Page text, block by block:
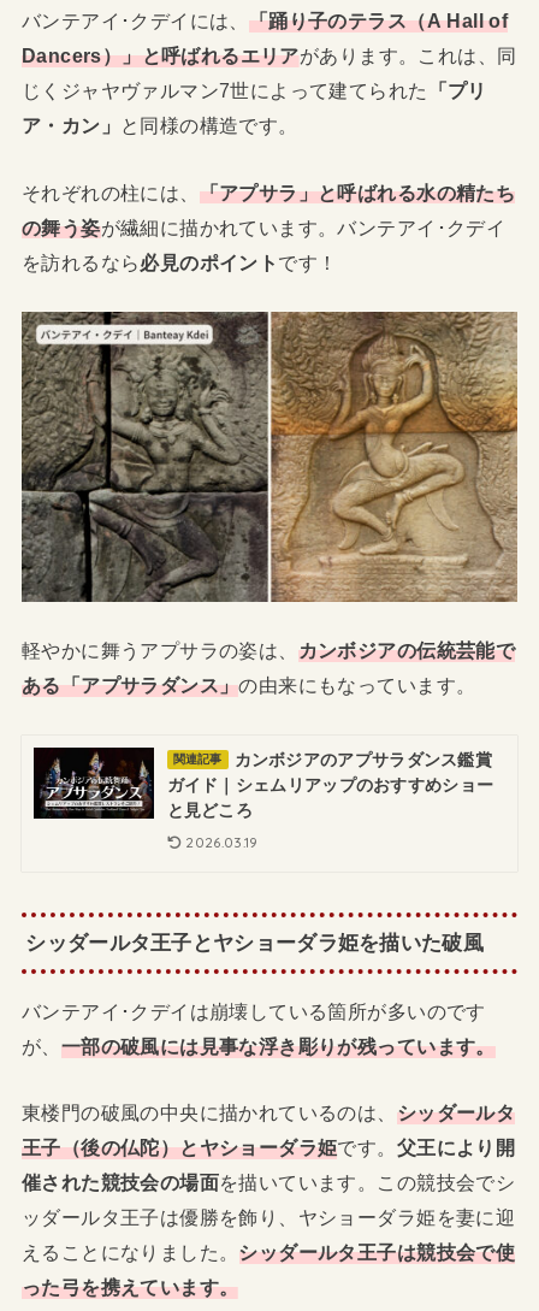
バンテアイ･クデイには、 「踊り子のテラス（A Hall of
Dancers）」と呼ばれるエリアがあります。これは、同
じくジャヤヴァルマン7世によって建てられた
「プリ
ア・カン」
と同様の構造です。
それぞれの柱には、 「アプサラ」と呼ばれる水の精たち
の舞う姿が繊細に描かれています。バンテアイ･クデイ
を訪れるなら必見のポイント です！
軽やかに舞うアプサラの姿は、 カンボジアの伝統芸能で
ある「アプサラダンス」の由来にもなっています。
関連記事
カンボジアのアプサラダンス鑑賞
ガイド｜シェムリアップのおすすめショー
と見どころ
2026.03.19
シッダールタ王子とヤショーダラ姫を描いた破風
バンテアイ･クデイは崩壊している箇所が多いのです
が、 一部の破風には見事な浮き彫りが残っています。
東楼門の破風の中央に描かれているのは、 シッダールタ
王子（後の仏陀）とヤショーダラ姫です。 父王により開
催された競技会の場面を描いています。この競技会でシ
ッダールタ王子は優勝を飾り、ヤショーダラ姫を妻に迎
えることになりました。 シッダールタ王子は競技会で使
った弓を携えています。